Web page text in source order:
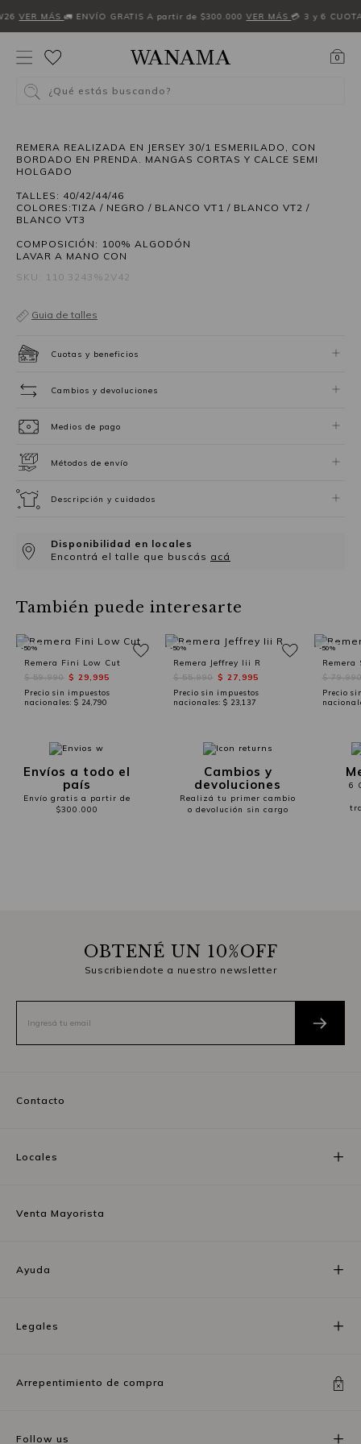
VER MÁS 🚛 ENVÍO GRATIS A partir de $300.000 VER MÁS 💳 3 y 6
0
¿Qué estás buscando?
REMERA REALIZADA EN JERSEY 30/1 ESMERILADO, CON
BORDADO EN PRENDA. MANGAS CORTAS Y CALCE SEMI
HOLGADO
TALLES: 40/42/44/46
COLORES:TIZA / NEGRO / BLANCO VT1 / BLANCO VT2 /
BLANCO VT3
COMPOSICIÓN: 100% ALGODÓN
LAVAR A MANO CON
SKU: 110.3243%2V42
Guia de talles
Cuotas y beneficios
Cambios y devoluciones
Medios de pago
Métodos de envío
Descripción y cuidados
Disponibilidad en locales
Encontrá el talle que buscás acá
También puede interesarte
Remera Fini Low Cut
$ 59,990 $ 29,995
Precio sin impuestos
nacionales: $ 24,790
-50%
Remera Jeffrey Iii R
$ 55,990 $ 27,995
Precio sin impuestos
nacionales: $ 23,137
-50%
Remera
$
Precio
-50%
Envíos a todo el
país
Envío gratis a partir de
$300.000
Cambios y
devoluciones
Realizá tu primer cambio
o devolución sin cargo
6
OBTENÉ UN 10%OFF
Suscribiendote a nuestro newsletter
Contacto
Locales
Venta Mayorista
Ayuda
Legales
Arrepentimiento de compra
Follow us